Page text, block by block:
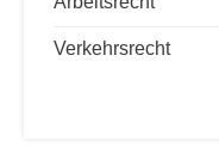
Verkehrsrecht